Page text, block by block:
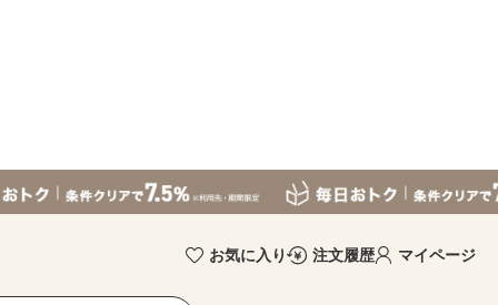
お気に入り 注文履歴 マイページ